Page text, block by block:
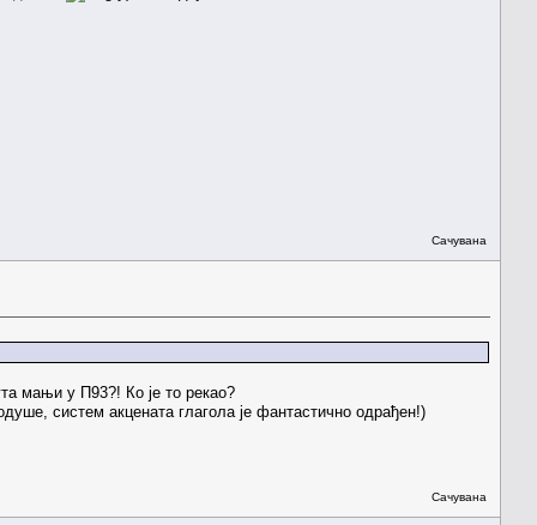
Сачувана
мањи у П93?! Ко је то рекао?
систем акцената глагола је фантастично одрађен!)
Сачувана